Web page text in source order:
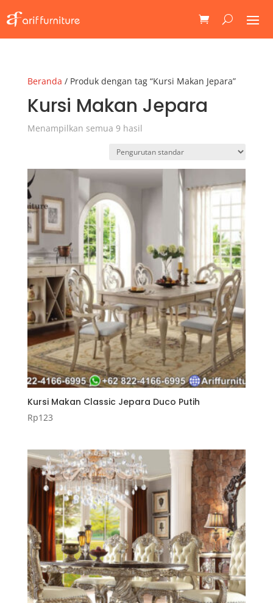
Beranda / Produk dengan tag “Kursi Makan Jepara”
Kursi Makan Jepara
Menampilkan semua 9 hasil
Kursi Makan Classic Jepara Duco Putih
Rp123